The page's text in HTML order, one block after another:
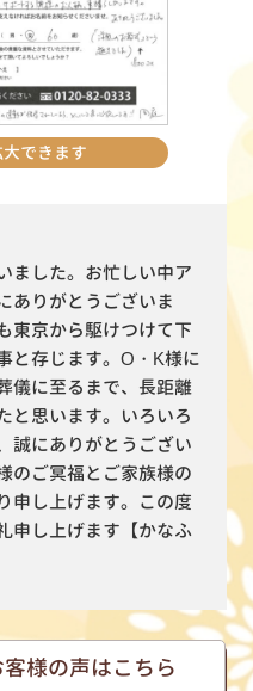
できます
ました。お忙しい中ア
ありがとうございま
東京から駆けつけて下
と存じます。O・K様に
儀に至るまで、長距離
と思います。いろいろ
誠にありがとうござい
のご冥福とご家族様の
申し上げます。この度
申し上げます【かなふ
様の声はこちら